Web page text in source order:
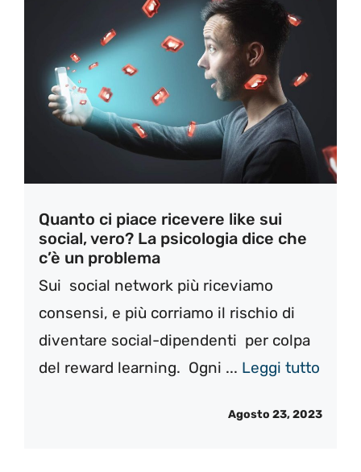
Quanto ci piace ricevere like sui
social, vero? La psicologia dice che
c’è un problema
Sui social network più riceviamo
consensi, e più corriamo il rischio di
diventare social-dipendenti per colpa
del reward learning. Ogni ... Leggi tutto
Agosto 23, 2023